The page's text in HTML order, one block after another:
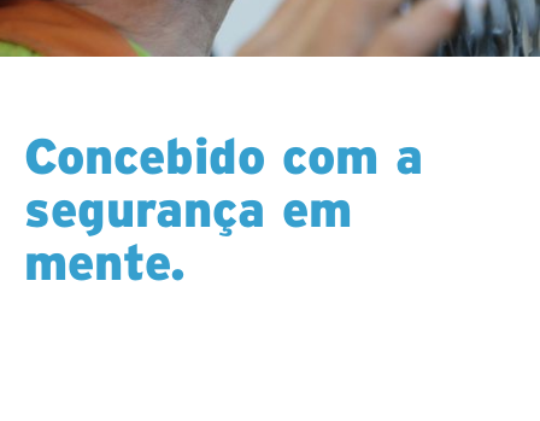
Concebido com a
segurança em
mente.